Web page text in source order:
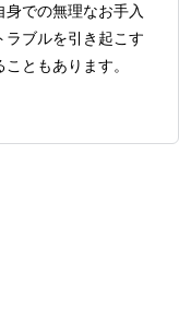
身での無理なお手入
ラブルを引き起こす
こともあります。
も親身に寄り添う医